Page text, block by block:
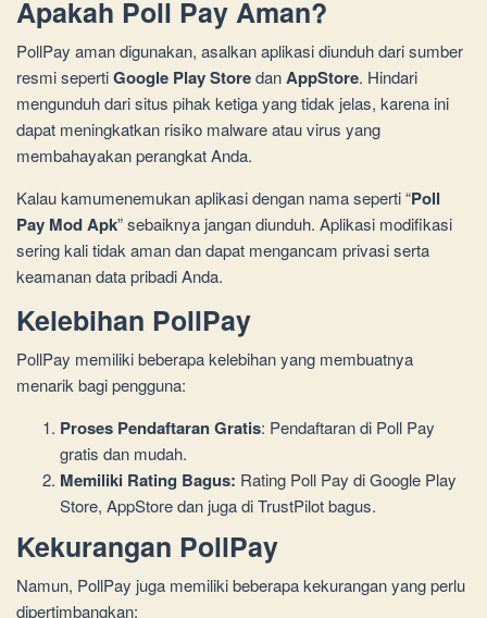
Apakah Poll Pay Aman?
PollPay aman digunakan, asalkan aplikasi diunduh dari sumber
resmi sepertiGoogle Play StoredanAppStore. Hindari
mengunduh dari situs pihak ketiga yang tidak jelas, karena ini
dapat meningkatkan risiko malware atau virus yang
membahayakan perangkat Anda.
Kalau kamumenemukan aplikasi dengan nama seperti “Poll
Pay Mod Apk” sebaiknya jangan diunduh. Aplikasi modifikasi
sering kali tidak aman dan dapat mengancam privasi serta
keamanan data pribadi Anda.
Kelebihan PollPay
PollPay memiliki beberapa kelebihan yang membuatnya
menarik bagi pengguna:
Proses Pendaftaran Gratis: Pendaftaran di Poll Pay
gratis dan mudah.
Memiliki Rating Bagus: Rating Poll Pay di Google Play
Store, AppStore dan juga di TrustPilot bagus.
Kekurangan PollPay
Namun, PollPay juga memiliki beberapa kekurangan yang perlu
dipertimbangkan: